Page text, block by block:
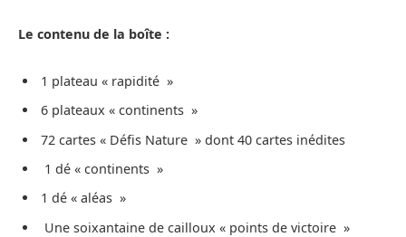
Le contenu de la boîte :
1 plateau « rapidité »
6 plateaux « continents »
72 cartes « Défis Nature » dont 40 cartes inédites
1 dé « continents »
1 dé « aléas »
Une soixantaine de cailloux « points de victoire »